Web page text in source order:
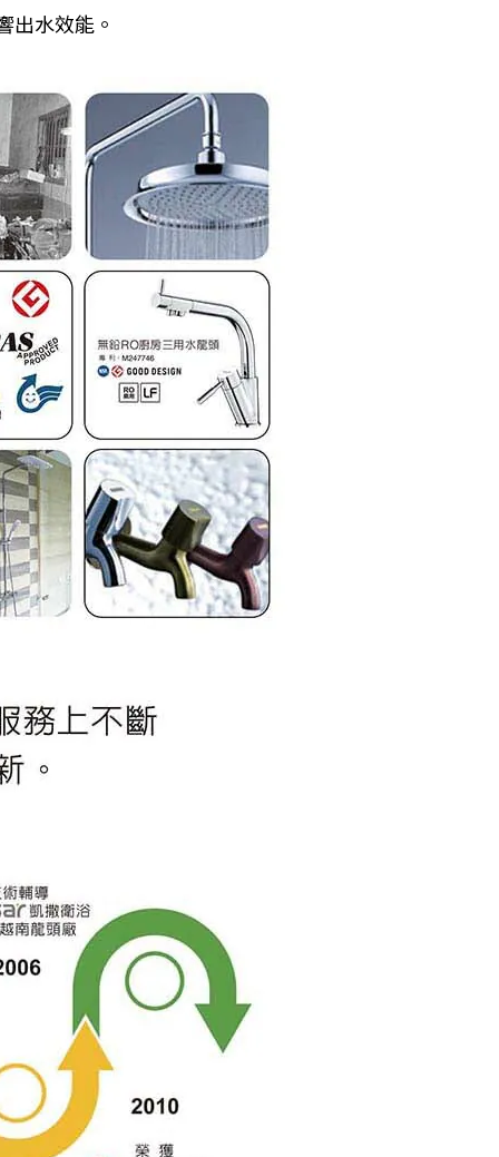
出水效能。